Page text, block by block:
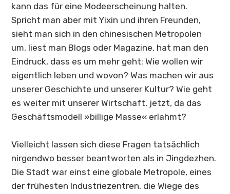
kann das für eine Modeerscheinung halten.
Spricht man aber mit Yixin und ihren Freunden,
sieht man sich in den chinesischen Metropolen
um, liest man Blogs oder Magazine, hat man den
Eindruck, dass es um mehr geht: Wie wollen wir
eigentlich leben und wovon? Was machen wir aus
unserer Geschichte und unserer Kultur? Wie geht
es weiter mit unserer Wirtschaft, jetzt, da das
Geschäftsmodell »billige Masse« erlahmt?
Vielleicht lassen sich diese Fragen tatsächlich
nirgendwo besser beantworten als in Jingdezhen.
Die Stadt war einst eine globale Metropole, eines
der frühesten Industriezentren, die Wiege des